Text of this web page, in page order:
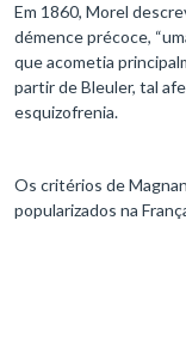
Em 1860, Morel
démence précoce,
que acometia
partir de Bleuler, tal
esquizofrenia.
Os critérios de
popularizados na